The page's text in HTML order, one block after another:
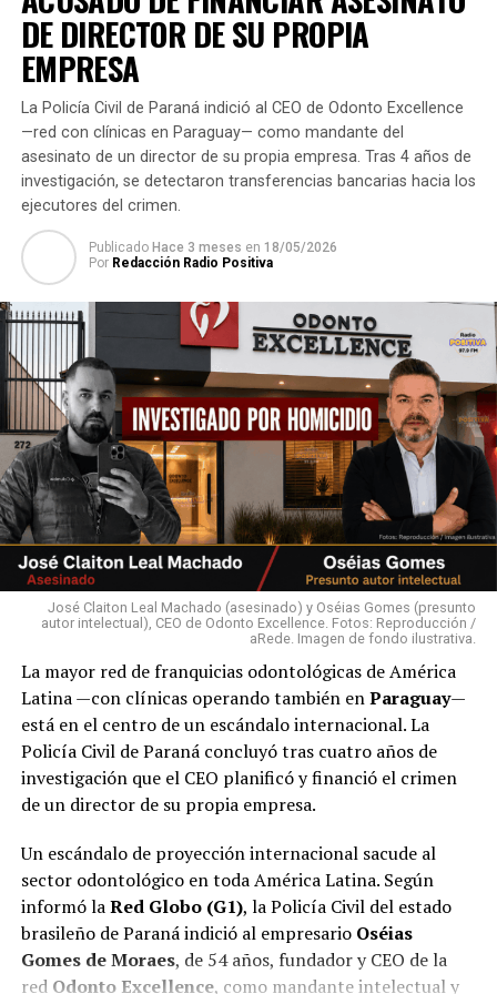
de los individuos o zona donde se produzca el impacto
ambiental.
Se refiere al abuso de ciertos elementos “no
arquitectónicos” que alteran la estética, la imagen del
paisaje urbano y que generan, a menudo, una sobre
estimulación visual agresiva, invasiva y simultánea.
Dichos elementos pueden ser carteles, cables,
chimeneas, antenas, postes y otros elementos, que no
provocan contaminación de por sí; pero mediante la
manipulación indiscriminada del hombre (tamaño,
orden, distribución) se convierten en agentes
contaminantes.
Sin embargo, al parecer, esta situación es lo que menos
le importa a la intendente y a los concejales
municipales, quienes antes que velar por la buena
imagen de la ciudad, nada hacen para corregir esta
situación.
En el caso de la intendente, por autorizar la colocación
de los carteles, que poluyen la visualidad, pero que le
deja muy buenos dividendos y, en el caso de los ediles,
por no cumplir sus respectivos roles de contralores de
la ciudad.
DE DIRECTOR DE SU PROPIA
EMPRESA
La Policía Civil de Paraná indició al CEO de Odonto Excellence
—red con clínicas en Paraguay— como mandante del
asesinato de un director de su propia empresa. Tras 4 años de
investigación, se detectaron transferencias bancarias hacia los
ejecutores del crimen.
Publicado Hace 3 meses en 18/05/2026
Por Redacción Radio Positiva
José Claiton Leal Machado (asesinado) y Oséias Gomes (presunto
autor intelectual), CEO de Odonto Excellence. Fotos: Reproducción /
aRede. Imagen de fondo ilustrativa.
La mayor red de franquicias odontológicas de América
Latina —con clínicas operando también enParaguay—
está en el centro de un escándalo internacional. La
Policía Civil de Paraná concluyó tras cuatro años de
investigación que el CEO planificó y financió el crimen
de un director de su propia empresa.
Un escándalo de proyección internacional sacude al
sector odontológico en toda América Latina. Según
informó laRed Globo (G1), la Policía Civil del estado
brasileño de Paraná indició al empresario Oséias
Gomes de Moraes, de 54 años, fundador y CEO de la
red Odonto Excellence, como mandante intelectual y